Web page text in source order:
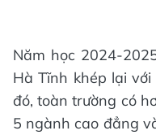
Năm học 2024-
Hà Tĩnh khép lại
đó, toàn trường có
5 ngành cao đẳng